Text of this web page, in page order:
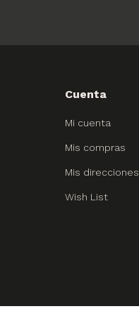
Cuenta
Mi cuenta
Mis compras
Mis direcciones
Wish List